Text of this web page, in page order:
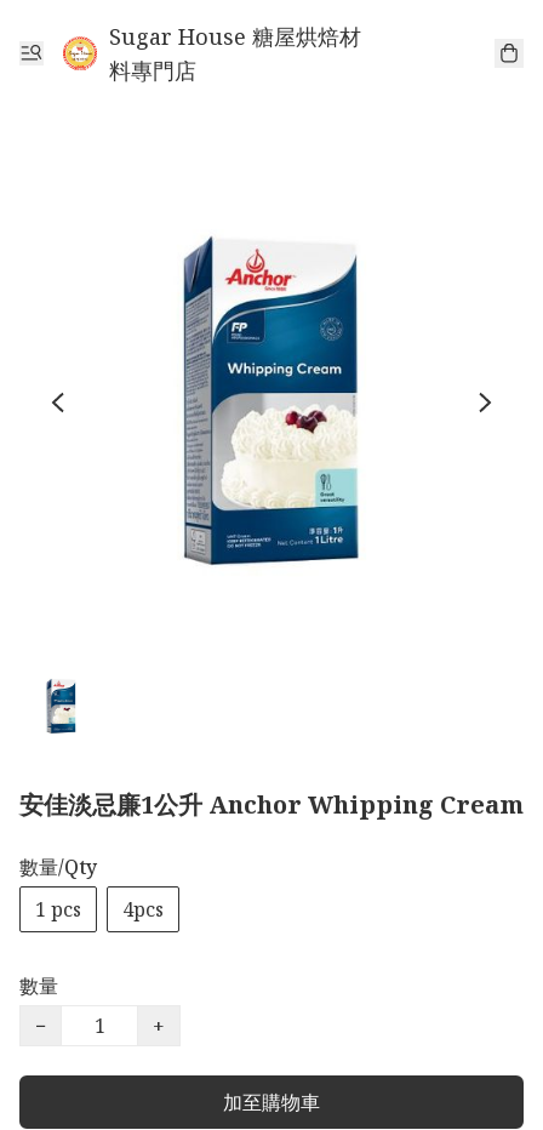
Sugar House 糖屋烘焙材
料專門店
安佳淡忌廉1公升 Anchor Whipping Cream
數量/Qty
1 pcs
4pcs
數量
−
+
加至購物車